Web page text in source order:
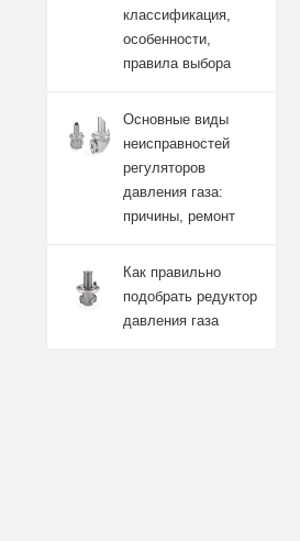
классификация,
особенности,
правила выбора
Основные виды
неисправностей
регуляторов
давления газа:
причины, ремонт
Как правильно
подобрать редуктор
давления газа